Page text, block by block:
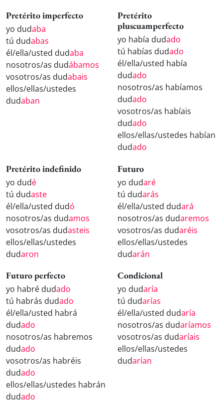
Pretérito imperfecto
yo dudaba
tú dudabas
él/ella/usted dudaba
nosotros/as dudábamos
vosotros/as dudabais
ellos/ellas/ustedes
dudaban
Pretérito
pluscuamperfecto
yo había dudado
tú habías dudado
él/ella/usted había
dudado
nosotros/as habíamos
dudado
vosotros/as habíais
dudado
ellos/ellas/ustedes habían
dudado
Pretérito indefinido
yo dudé
tú dudaste
él/ella/usted dudó
nosotros/as dudamos
vosotros/as dudasteis
ellos/ellas/ustedes
dudaron
Futuro
yo dudaré
tú dudarás
él/ella/usted dudará
nosotros/as dudaremos
vosotros/as dudaréis
ellos/ellas/ustedes
dudarán
Futuro perfecto
yo habré dudado
tú habrás dudado
él/ella/usted habrá
dudado
nosotros/as habremos
dudado
vosotros/as habréis
dudado
ellos/ellas/ustedes habrán
dudado
Condicional
yo dudaría
tú dudarías
él/ella/usted dudaría
nosotros/as dudaríamos
vosotros/as dudaríais
ellos/ellas/ustedes
dudarían